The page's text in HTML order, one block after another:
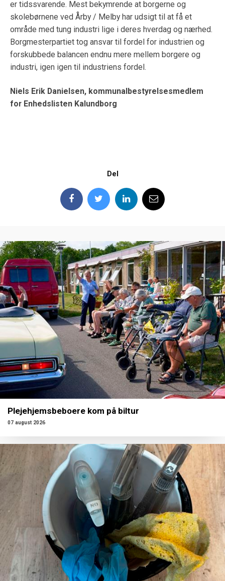
er tidssvarende. Mest bekymrende at borgerne og
skolebørnene ved Årby / Melby har udsigt til at få et
område med tung industri lige i deres hverdag og nærhed.
Borgmesterpartiet tog ansvar til fordel for industrien og
forskubbede balancen endnu mere mellem borgere og
industri, igen igen til industriens fordel.
Niels Erik Danielsen, kommunalbestyrelsesmedlem
for Enhedslisten Kalundborg
Del
Plejehjemsbeboere kom på biltur
07 august 2026